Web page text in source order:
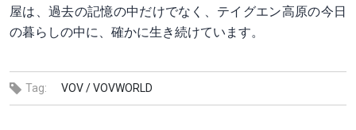
屋は、過去の記憶の中だけでなく、テイグエン高原の今日
の暮らしの中に、確かに生き続けています。
Tag: VOV /VOVWORLD